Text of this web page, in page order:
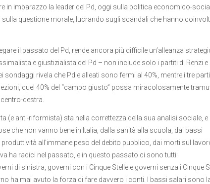
in imbarazzo la leader del Pd, oggi sulla politica economico-
questione morale, lucrando sugli scandali che hanno
il passato del Pd, rende ancora più difficile un’alleanza
e giustizialista del Pd – non include solo i partiti di Renzi e
sondaggi rivela che Pd e alleati sono fermi al 40%, mentre i tre
quel 40% del “campo giusto” possa miracolosamente
destra.
(e anti-riformista) sta nella correttezza della sua analisi sociale, e
che non vanno bene in Italia, dalla sanità alla scuola, dai bassi
all’immane peso del debito pubblico, dai morti sul
ha radici nel passato, e in questo passato ci sono tutti:
di sinistra, governi con i Cinque Stelle e governi senza i Cinque
ha mai avuto la forza di fare davvero i conti. I bassi salari sono